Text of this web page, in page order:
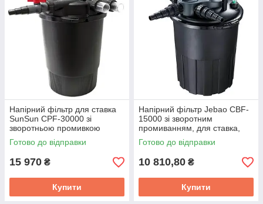
Напірний фільтр для ставка
SunSun CPF-30000 зі
зворотньою промивкою
Готово до відправки
15 970 ₴
Купити
Напірний фільтр Jebao CBF-
15000 зі зворотним
промиванням, для ставка,
водоспади, водойми, каскади
Готово до відправки
10 810,80 ₴
Купити